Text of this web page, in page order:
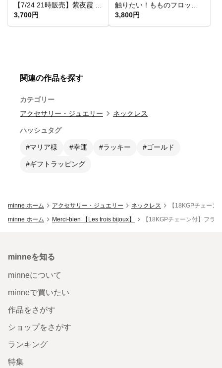
3,700円
3,800円
関連の作品を探す
カテゴリー
アクセサリー・ジュエリー
ネックレス
ハッシュタグ
#マリア様 #幸運 #ラッキー #ゴールド
#ギフトラッピング
minne ホーム アクセサリー・ジュエリー ネックレス
【18KGPチェー
minne ホーム
Merci-bien 【Les trois bijoux】 【18KGPチェーン付】フラ
minneを知る
minneについて
minneで買いたい
作品をさがす
ショップをさがす
ランキング
特集